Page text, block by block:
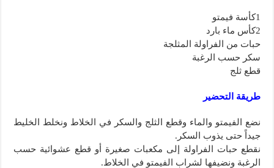
1كأسة فيمتو
2كأس ماء بارد
حبات من الفراولة المثلجة
سكر حسب الرغبة
قطع ثلج
طريقة التحضير
نضع الفيمتو والماء وقطع الثلج والسكر في الخلاط ونخلط الخليط
جيداً حتى يذوب السكر.
نقطع حبات الفراولة إلى مكعبات صغيرة أو قطع عشوائية حسب
الرغبة ونضيفها لشراب الفيمتو في الخلاط.